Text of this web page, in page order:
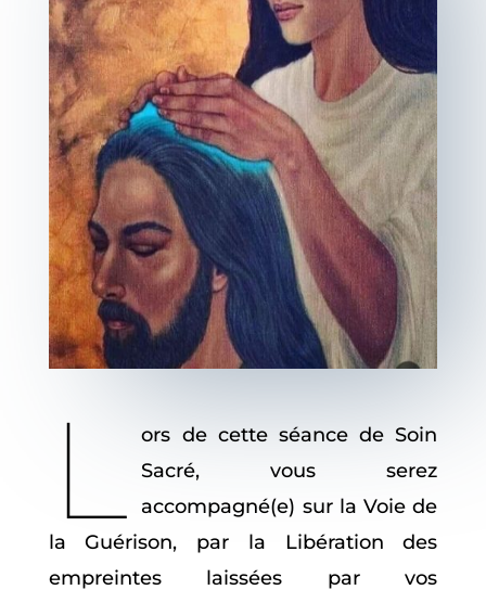
L
ors de cette séance de Soin
Sacré, vous serez
accompagné(e) sur la Voie de
la Guérison, par la Libération des
empreintes laissées par vos